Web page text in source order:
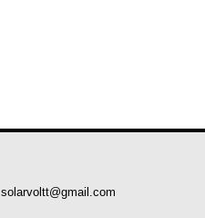
solarvoltt@gmail.com